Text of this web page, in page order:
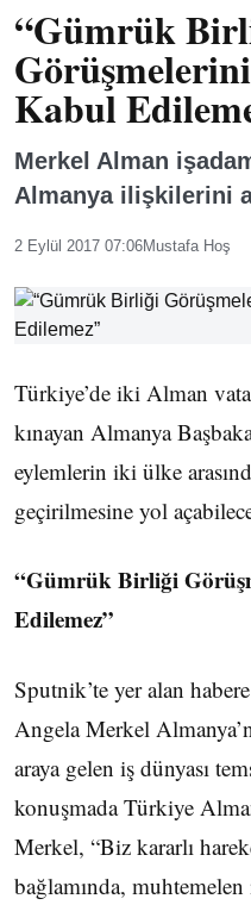
“Gümrük
Kabul
Merkel Alman
Almanya ilişkilerini
2 Eylül 2017 07:06Mustafa Hoş
Türkiye’de iki Alman
kınayan Almanya
eylemlerin iki ülke
geçirilmesine yol
“Gümrük Birliği
Edilemez”
Sputnik’te yer alan
Angela Merkel
araya gelen iş dünyası
konuşmada Türkiye
Merkel, “Biz kararlı
bağlamında,